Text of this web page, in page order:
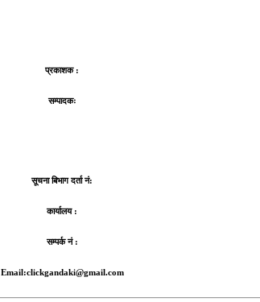
प्रकाशक :
सम्पादकः
सूचना बिभाग दर्ता नं:
कार्यालय :
सम्पर्क नं :
Email:clickgandaki@gmail.com